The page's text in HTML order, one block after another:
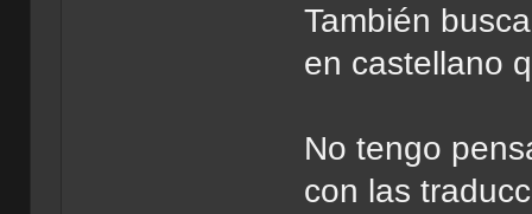
También
en castellano
No tengo
con las